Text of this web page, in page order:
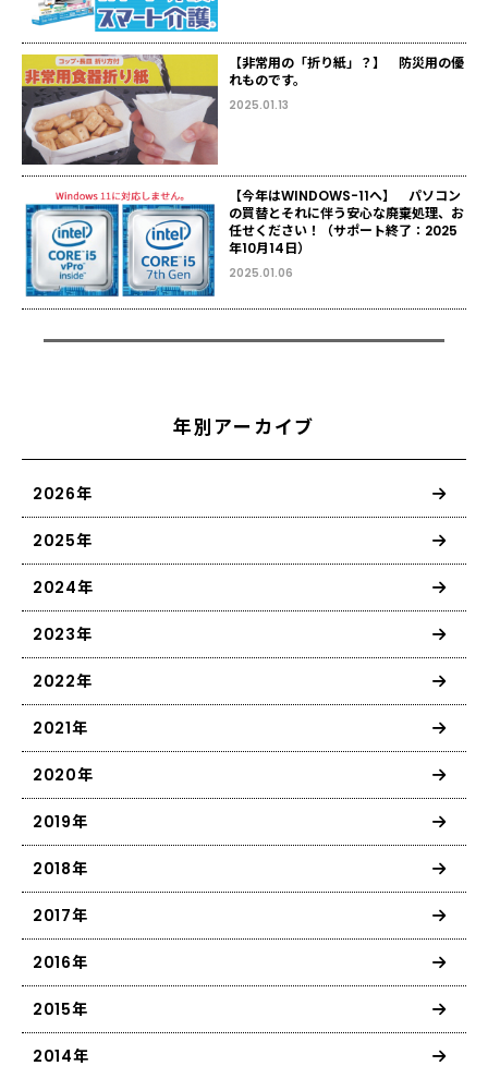
【非常用の「折り紙」？】 防災用の優
れものです。
2025.01.13
【今年はWINDOWS-11へ】 パソコン
の買替とそれに伴う安心な廃棄処理、お
任せください！（サポート終了：2025
年10月14日）
2025.01.06
年別アーカイブ
2026年
2025年
2024年
2023年
2022年
2021年
2020年
2019年
2018年
2017年
2016年
2015年
2014年